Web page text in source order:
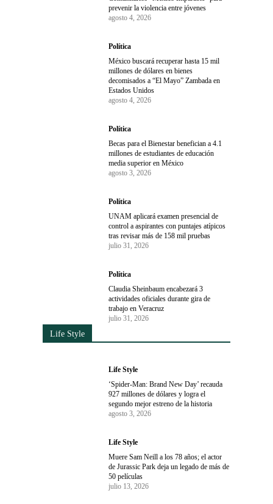
prevenir la violencia entre jóvenes
agosto 4, 2026
Política
México buscará recuperar hasta 15 mil
millones de dólares en bienes
decomisados a “El Mayo” Zambada en
Estados Unidos
agosto 4, 2026
Política
Becas para el Bienestar benefician a 4.1
millones de estudiantes de educación
media superior en México
agosto 3, 2026
Política
UNAM aplicará examen presencial de
control a aspirantes con puntajes atípicos
tras revisar más de 158 mil pruebas
julio 31, 2026
Política
Claudia Sheinbaum encabezará 3
actividades oficiales durante gira de
trabajo en Veracruz
julio 31, 2026
Life Style
Life Style
‘Spider-Man: Brand New Day’ recauda
927 millones de dólares y logra el
segundo mejor estreno de la historia
agosto 3, 2026
Life Style
Muere Sam Neill a los 78 años; el actor
de Jurassic Park deja un legado de más de
50 películas
julio 13, 2026